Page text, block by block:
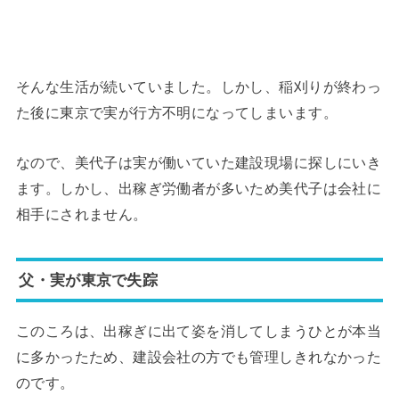
そんな生活が続いていました。しかし、稲刈りが終わっ
た後に東京で実が行方不明になってしまいます。
なので、美代子は実が働いていた建設現場に探しにいき
ます。しかし、出稼ぎ労働者が多いため美代子は会社に
相手にされません。
父・実が東京で失踪
このころは、出稼ぎに出て姿を消してしまうひとが本当
に多かったため、建設会社の方でも管理しきれなかった
のです。